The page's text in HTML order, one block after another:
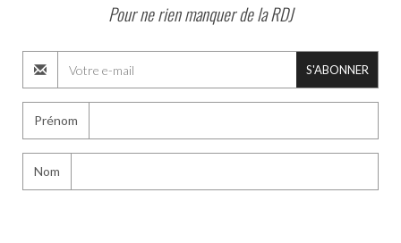
Pour ne rien manquer de la RDJ
S'ABONNER
Prénom
Nom